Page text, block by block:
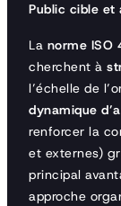
Public cible et
La norme ISO
cherchent à
l’échelle de
dynamique
renforcer la
et externes)
principal
approche